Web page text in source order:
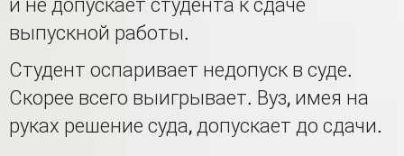
и не допускает студента к сдаче
выпускной работы.
Студент оспаривает недопуск в суде.
Скорее всего выигрывает. Вуз, имея на
руках решение суда, допускает до сдачи.